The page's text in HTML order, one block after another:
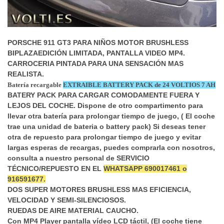
PORSCHE 911 GT3 PARA NIÑOS MOTOR BRUSHLESS
BIPLAZAEDICIÓN LIMITADA, PANTALLA VIDEO MP4.
CARROCERIA PINTADA PARA UNA SENSACIÓN MAS
REALISTA.
Batería recargable EXTRAIBLE BATTERY PACK de 24 VOLTIOS 7 AH
BATERY PACK PARA CARGAR COMODAMENTE FUERA Y
LEJOS DEL COCHE. Dispone de otro compartimento para
llevar otra batería para prolongar tiempo de juego, ( El coche
trae una unidad de bateria o battery pack) Si deseas tener
otra de repuesto para prolongar tiempo de juego y evitar
largas esperas de recargas, puedes comprarla con nosotros,
consulta a nuestro personal de SERVICIO
TÉCNICO/REPUESTO EN EL WHATSAPP 690017461 o
916591677.
DOS SUPER MOTORES BRUSHLESS MAS EFICIENCIA,
VELOCIDAD Y SEMI-SILENCIOSOS.
RUEDAS DE AIRE MATERIAL CAUCHO.
Con MP4 Player pantalla vídeo LCD táctil, (El coche tiene